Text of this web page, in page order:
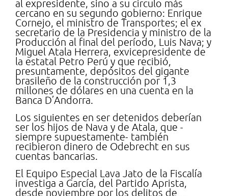
al expresidente, sino a su círculo más
cercano en su segundo gobierno: Enrique
Cornejo, el ministro de Transportes; el ex
secretario de la Presidencia y ministro de la
Producción al final del período, Luis Nava; y
Miguel Atala Herrera, exvicepresidente de
la estatal Petro Perú y que recibió,
presuntamente, depósitos del gigante
brasileño de la construcción por 1,3
millones de dólares en una cuenta en la
Banca D’Andorra.
Los siguientes en ser detenidos deberían
ser los hijos de Nava y de Atala, que -
siempre supuestamente- también
recibieron dinero de Odebrecht en sus
cuentas bancarias.
El Equipo Especial Lava Jato de la Fiscalía
investiga a García, del Partido Aprista,
desde noviembre por los delitos de